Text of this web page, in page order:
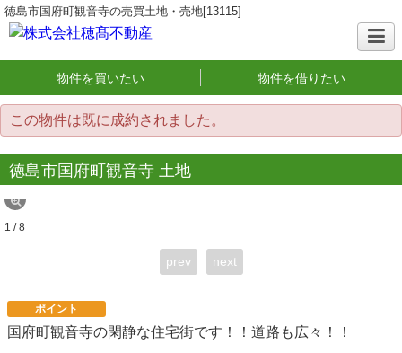
徳島市国府町観音寺の売買土地・売地[13115]
物件を買いたい 物件を借りたい
この物件は既に成約されました。
徳島市国府町観音寺 土地
1 / 8
prev next
ポイント
国府町観音寺の閑静な住宅街です！！道路も広々！！